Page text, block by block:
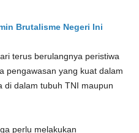
Brutalisme Negeri Ini
terus berulangnya peristiwa
pengawasan yang kuat dalam
di dalam tubuh TNI maupun
perlu melakukan